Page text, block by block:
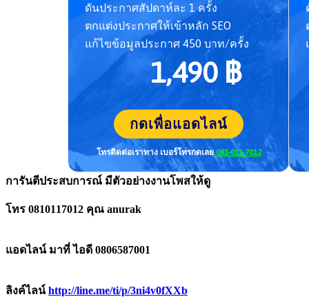
ดันประกาศสัปดาห์ละ 1 ครั้ง
ตกแต่งประกาศให้เข้าหลัก SEO
แก้ไขข้อมูลประกาศ 450 บาท/ครั้ง
1,490 ฿
กดเพื่อแอดไลน์
โทรติดต่อเราทาง เบอร์โทรกดเลย 081-011-7012
การันตีประสบการณ์ มีตัวอย่างงานโพสให้ดู
โทร 0810117012 คุณ anurak
แอดไลน์ มาที่ ไอดี 0806587001
ลิงค์ไลน์http://line.me/ti/p/3ni4v0fXXb